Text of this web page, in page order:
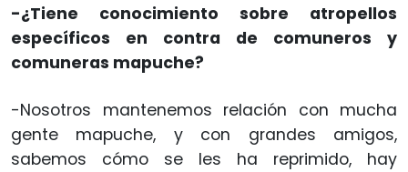
-¿Tiene conocimiento sobre atropellos
específicos en contra de comuneros y
comuneras mapuche?
-Nosotros mantenemos relación con mucha
gente mapuche, y con grandes amigos,
sabemos cómo se les ha reprimido, hay